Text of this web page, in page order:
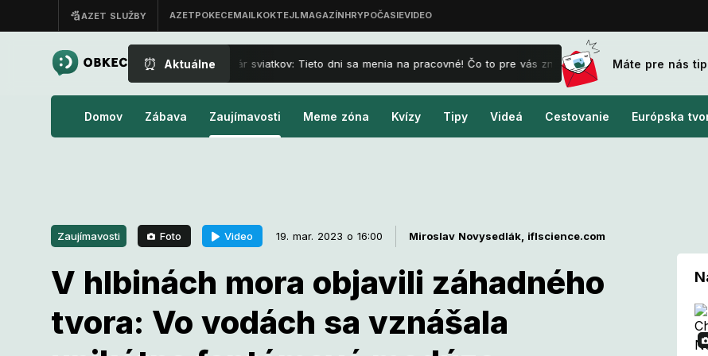
⏰ Aktuálne
Nový kalendár sviatkov: Tieto dni sa menia na pracovné! Čo to pre vás znamená a ako je to s príplatkami?
Máte pre nás
Domov Zábava Zaujímavosti Meme zóna Kvízy Tipy Videá Cestovanie Európska
Zaujímavosti Foto Video 19. mar. 2023 o 16:00 Miroslav Novysedlák, iflscience.com
V hlbinách mora objavili záhadného
tvora: Vo vodách sa vznášala